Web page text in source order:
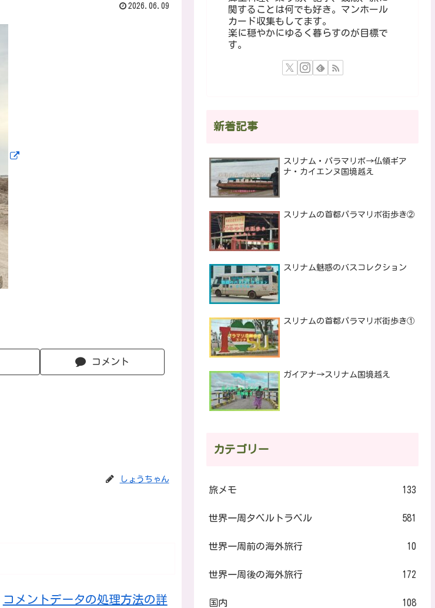
2026.06.09
コメント
しょうちゃん
コメントデータの処理方法の詳
関することは何でも好き。マンホール
カード収集もしてます。
楽に穏やかにゆるく暮らすのが目標で
す。
新着記事
スリナム・パラマリボ→仏領ギア
ナ・カイエンヌ国境越え
スリナムの首都パラマリボ街歩き②
スリナム魅惑のバスコレクション
スリナムの首都パラマリボ街歩き①
ガイアナ→スリナム国境越え
カテゴリー
旅メモ 133
世界一周タベルトラベル 581
世界一周前の海外旅行 10
世界一周後の海外旅行 172
国内 108